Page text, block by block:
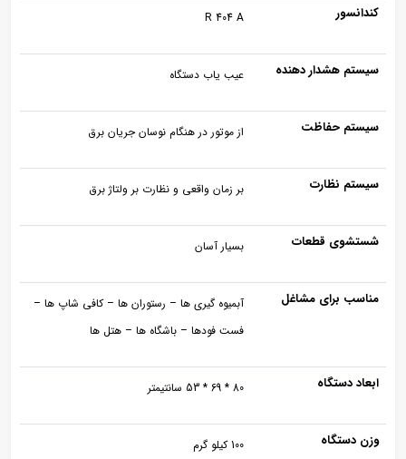
کندانسور R 404 A
سیستم هشدار دهنده عیب یاب دستگاه
سیستم حفاظت از موتور در هنگام نوسان جریان برق
سیستم نظارت بر زمان واقعی و نظارت بر ولتاژ برق
شستشوی قطعات بسیار آسان
مناسب برای مشاغل
آبمیوه گیری ها – رستوران ها – کافی شاپ ها –
فست فودها – باشگاه ها – هتل ها
ابعاد دستگاه 80 * 69 * 53 سانتیمتر
وزن دستگاه 100 کیلو گرم